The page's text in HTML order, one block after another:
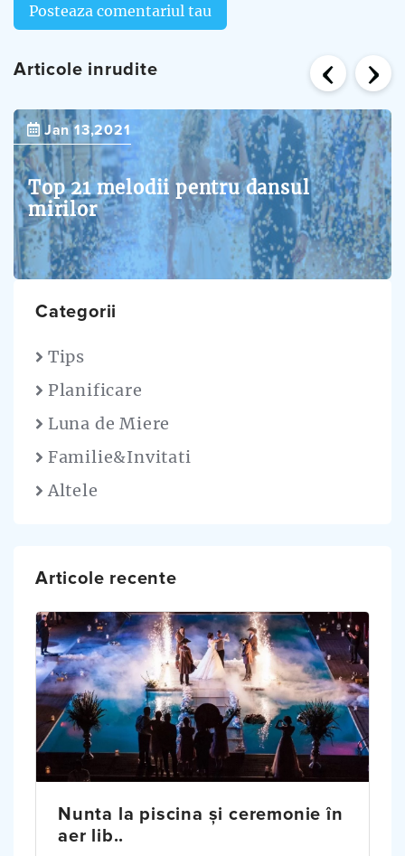
Posteaza comentariul tau
Articole inrudite
Jan 13,2021
Top 21 melodii pentru dansul
mirilor
‹ ›
Categorii
Tips
Planificare
Luna de Miere
Familie&Invitati
Altele
Articole recente
Nunta la piscina și ceremonie în
aer lib..